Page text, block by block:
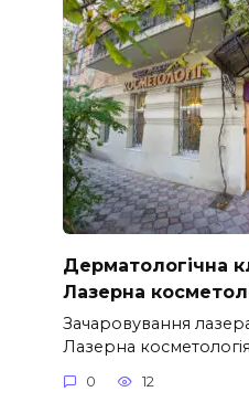
Дерматологічна
Лазерна
Зачаровування
Лазерна
0 12